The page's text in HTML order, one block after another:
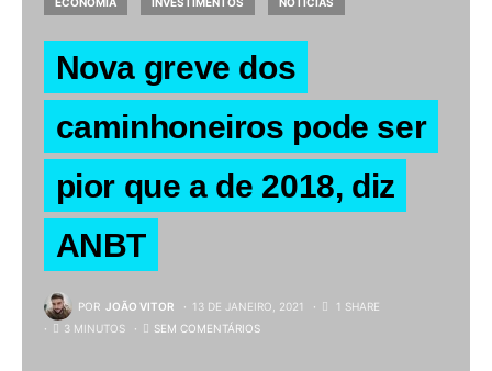
Nova greve dos
caminhoneiros pode ser
pior que a de 2018, diz
ANBT
POR JOÃO VITOR 13 DE JANEIRO, 2021
1 SHARE
3 MINUTOS
SEM COMENTÁRIOS